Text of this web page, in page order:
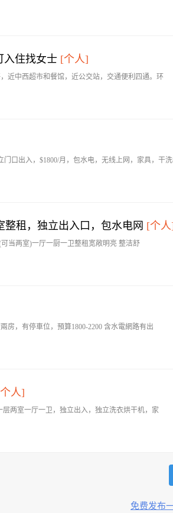
入住找女士 [个人]
近中西超市和餐馆，近公交站，交通便利四通。环
口出入，$1800/月，包水电，无线上网，家具，干
租，独立出入口，包水电网 [个
当两室)一厅一厨一卫整租宽敞明亮 整洁舒
房，有停車位，預算1800-2200 含水電網路有出
人]
层两室一厅一卫，独立出入，独立洗衣烘干机，家
免费发布